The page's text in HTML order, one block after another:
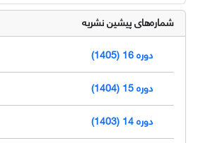
شماره‌های پیشین نشریه
دوره 16 (1405)
دوره 15 (1404)
دوره 14 (1403)